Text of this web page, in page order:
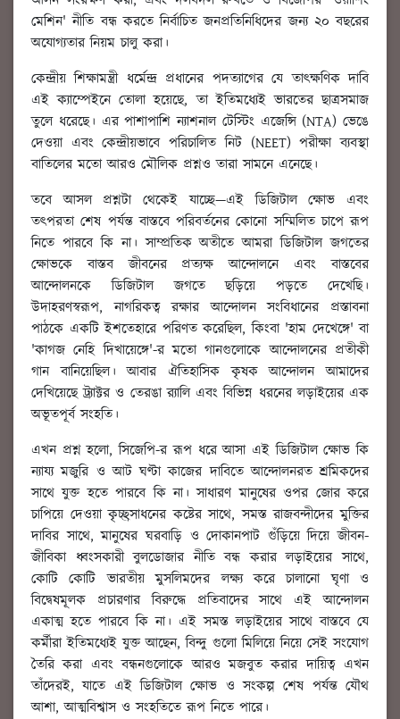
মেশিন' নীতি বন্ধ করতে নির্বাচিত জনপ্রতিনিধিদের জন্য ২০ বছরের
অযোগ্যতার নিয়ম চালু করা।
কেন্দ্রীয় শিক্ষামন্ত্রী ধর্মেন্দ্র প্রধানের পদত্যাগের যে তাৎক্ষণিক দাবি
এই ক্যাম্পেইনে তোলা হয়েছে, তা ইতিমধ্যেই ভারতের ছাত্রসমাজ
তুলে ধরেছে। এর পাশাপাশি ন্যাশনাল টেস্টিং এজেন্সি (NTA) ভেঙে
দেওয়া এবং কেন্দ্রীয়ভাবে পরিচালিত নিট (NEET) পরীক্ষা ব্যবস্থা
বাতিলের মতো আরও মৌলিক প্রশ্নও তারা সামনে এনেছে।
তবে আসল প্রশ্নটা থেকেই যাচ্ছে—এই ডিজিটাল ক্ষোভ এবং
তৎপরতা শেষ পর্যন্ত বাস্তবে পরিবর্তনের কোনো সম্মিলিত চাপে রূপ
নিতে পারবে কি না। সাম্প্রতিক অতীতে আমরা ডিজিটাল জগতের
ক্ষোভকে বাস্তব জীবনের প্রত্যক্ষ আন্দোলনে এবং বাস্তবের
আন্দোলনকে ডিজিটাল জগতে ছড়িয়ে পড়তে দেখেছি।
উদাহরণস্বরূপ, নাগরিকত্ব রক্ষার আন্দোলন সংবিধানের প্রস্তাবনা
পাঠকে একটি ইশতেহারে পরিণত করেছিল, কিংবা 'হাম দেখেঙ্গে' বা
'কাগজ নেহি দিখায়েঙ্গে'-র মতো গানগুলোকে আন্দোলনের প্রতীকী
গান বানিয়েছিল। আবার ঐতিহাসিক কৃষক আন্দোলন আমাদের
দেখিয়েছে ট্র্যাক্টর ও তেরঙা র‍্যালি এবং বিভিন্ন ধরনের লড়াইয়ের এক
অভূতপূর্ব সংহতি।
এখন প্রশ্ন হলো, সিজেপি-র রূপ ধরে আসা এই ডিজিটাল ক্ষোভ কি
ন্যায্য মজুরি ও আট ঘণ্টা কাজের দাবিতে আন্দোলনরত শ্রমিকদের
সাথে যুক্ত হতে পারবে কি না। সাধারণ মানুষের ওপর জোর করে
চাপিয়ে দেওয়া কৃচ্ছ্রসাধনের কষ্টের সাথে, সমস্ত রাজবন্দীদের মুক্তির
দাবির সাথে, মানুষের ঘরবাড়ি ও দোকানপাট গুঁড়িয়ে দিয়ে জীবন-
জীবিকা ধ্বংসকারী বুলডোজার নীতি বন্ধ করার লড়াইয়ের সাথে,
কোটি কোটি ভারতীয় মুসলিমদের লক্ষ্য করে চালানো ঘৃণা ও
বিদ্বেষমূলক প্রচারণার বিরুদ্ধে প্রতিবাদের সাথে এই আন্দোলন
একাত্ম হতে পারবে কি না। এই সমস্ত লড়াইয়ের সাথে বাস্তবে যে
কর্মীরা ইতিমধ্যেই যুক্ত আছেন, বিন্দু গুলো মিলিয়ে নিয়ে সেই সংযোগ
তৈরি করা এবং বন্ধনগুলোকে আরও মজবুত করার দায়িত্ব এখন
তাঁদেরই, যাতে এই ডিজিটাল ক্ষোভ ও সংকল্প শেষ পর্যন্ত যৌথ
আশা, আত্মবিশ্বাস ও সংহতিতে রূপ নিতে পারে।